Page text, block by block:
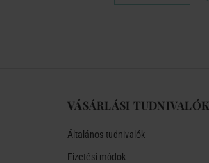
VÁSÁRLÁSI TUDNIVALÓK
Általános tudnivalók
Fizetési módok